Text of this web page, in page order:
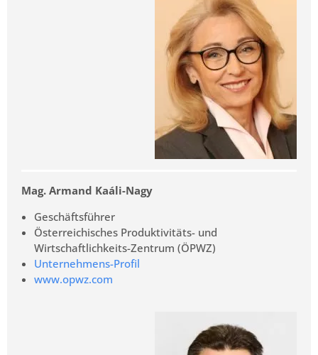
Mag. Armand Kaáli-Nagy
Geschäftsführer
Österreichisches Produktivitäts- und
Wirtschaftlichkeits-Zentrum (ÖPWZ)
Unternehmens-Profil
www.opwz.com